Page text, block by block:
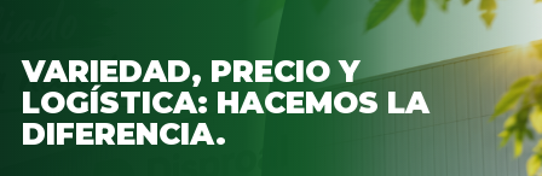
VARIEDAD, PRECIO Y
LOGÍSTICA: HACEMOS LA
DIFERENCIA.